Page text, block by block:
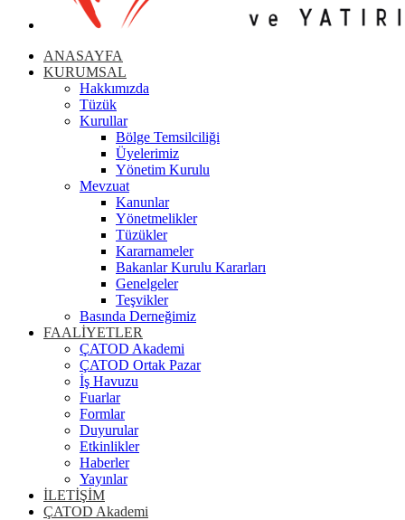
ANASAYFA
KURUMSAL
Hakkımızda
Tüzük
Kurullar
Bölge Temsilciliği
Üyelerimiz
Yönetim Kurulu
Mevzuat
Kanunlar
Yönetmelikler
Tüzükler
Kararnameler
Bakanlar Kurulu Kararları
Genelgeler
Teşvikler
Basında Derneğimiz
FAALİYETLER
ÇATOD Akademi
ÇATOD Ortak Pazar
İş Havuzu
Fuarlar
Formlar
Duyurular
Etkinlikler
Haberler
Yayınlar
İLETİŞİM
ÇATOD Akademi